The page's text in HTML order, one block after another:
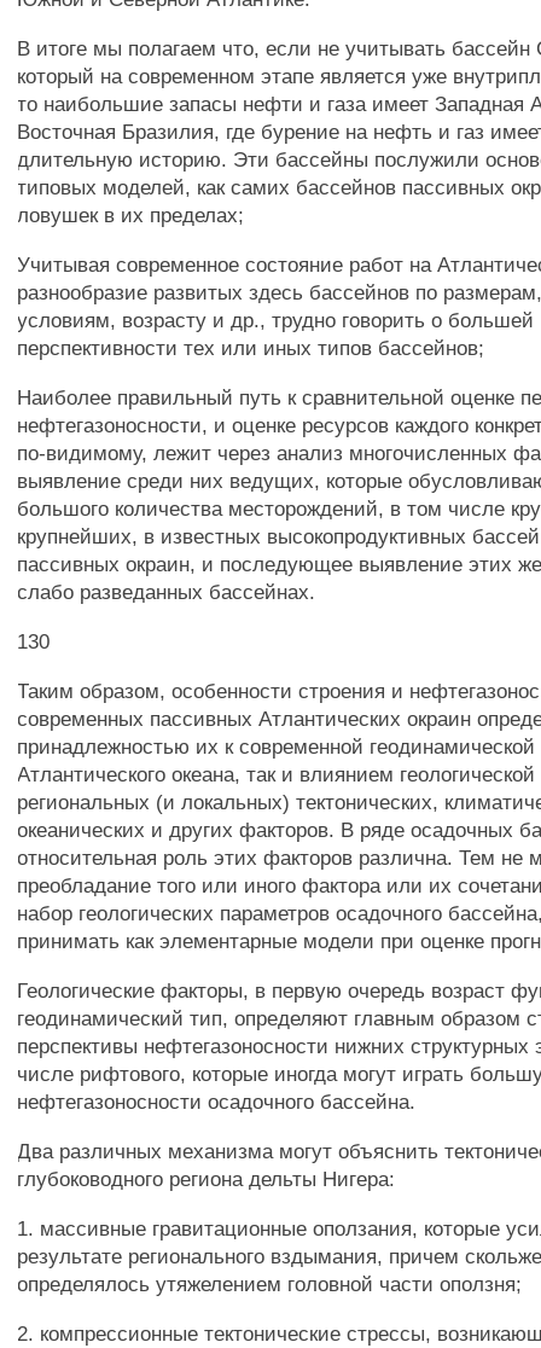
В итоге мы полагаем что, если не учитывать бассейн
который на современном этапе является уже
то наибольшие запасы нефти и газа имеет Западная
Восточная Бразилия, где бурение на нефть и газ
длительную историю. Эти бассейны послужили
типовых моделей, как самих бассейнов пассивных
ловушек в их пределах;
Учитывая современное состояние работ на
разнообразие развитых здесь бассейнов по
условиям, возрасту и др., трудно говорить о
перспективности тех или иных типов бассейнов;
Наиболее правильный путь к сравнительной оценке
нефтегазоносности, и оценке ресурсов каждого
по-видимому, лежит через анализ многочисленных
выявление среди них ведущих, которые
большого количества месторождений, в том числе
крупнейших, в известных высокопродуктивных
пассивных окраин, и последующее выявление этих
слабо разведанных бассейнах.
130
Таким образом, особенности строения и
современных пассивных Атлантических окраин
принадлежностью их к современной
Атлантического океана, так и влиянием
региональных (и локальных) тектонических,
океанических и других факторов. В ряде осадочных
относительная роль этих факторов различна. Тем не
преобладание того или иного фактора или их
набор геологических параметров осадочного
принимать как элементарные модели при оценке
Геологические факторы, в первую очередь возраст
геодинамический тип, определяют главным образом
перспективы нефтегазоносности нижних структурных
числе рифтового, которые иногда могут играть
нефтегазоносности осадочного бассейна.
Два различных механизма могут объяснить
глубоководного региона дельты Нигера:
1. массивные гравитационные оползания, которые
результате регионального вздымания, причем
определялось утяжелением головной части оползня;
2. компрессионные тектонические стрессы,